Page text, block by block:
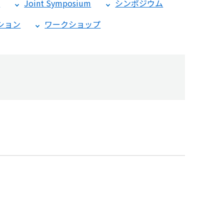
Joint Symposium
シンポジウム
ョン
ワークショップ